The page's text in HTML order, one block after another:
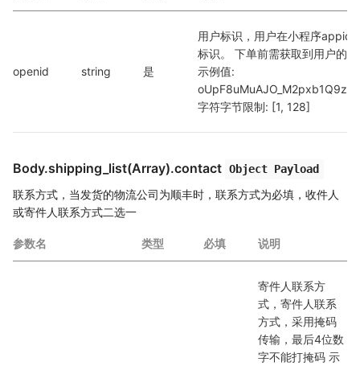
openid string 是
用户标识，用户在小程序appid
标识。 下单前需获取到用户的
示例值:
字符字节限制: [1, 128]
Body.shipping_list(Array).contact Object Payload
联系方式，当发货的物流公司为顺丰时，联系方式为必填，收件人
或寄件人联系方式二选一
参数名 类型 必填 说明
寄件人联系方
式，寄件人联系
方式，采用掩码
传输，最后4位数
字不能打掩码 示